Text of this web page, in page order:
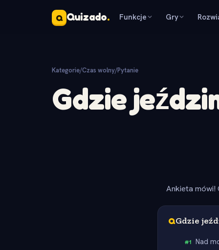
Q Quizado. Funkcje Gry
Kategorie/Czas wolny/Pytanie
Gdzie
Ankieta mówi!
QGdzie
#1 Nad